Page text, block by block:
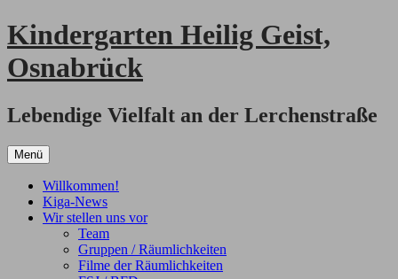
Zum
Inhalt
springen
Kindergarten Heilig Geist,
Osnabrück
Lebendige Vielfalt an der Lerchenstraße
Menü
Willkommen!
Kiga-News
Wir stellen uns vor
Team
Gruppen / Räumlichkeiten
Filme der Räumlichkeiten